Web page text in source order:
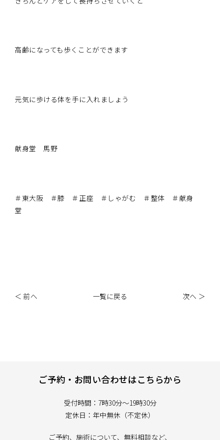
高齢になっても歩くことができます
元気に歩ける体を手に入れましょう
献身堂 馬野
＃東大阪 ＃膝 ＃正座 ＃しゃがむ ＃整体 ＃献身
堂
＜ 前へ 一覧に戻る 次へ ＞
ご予約・お問い合わせはこちらから
受付時間：7時30分～19時30分
定休日：年中無休（不定休）
ご予約、施術について、無料相談など、